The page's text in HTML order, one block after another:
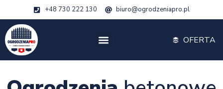
+48 730 222 130 biuro@ogrodzeniapro.pl
OFERTA